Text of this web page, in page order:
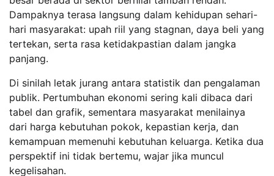
Dampaknya terasa langsung dalam kehidupan sehari-
hari masyarakat: upah riil yang stagnan, daya beli yang
tertekan, serta rasa ketidakpastian dalam jangka
panjang.
Di sinilah letak jurang antara statistik dan pengalaman
publik. Pertumbuhan ekonomi sering kali dibaca dari
tabel dan grafik, sementara masyarakat menilainya
dari harga kebutuhan pokok, kepastian kerja, dan
kemampuan memenuhi kebutuhan keluarga. Ketika dua
perspektif ini tidak bertemu, wajar jika muncul
kegelisahan.